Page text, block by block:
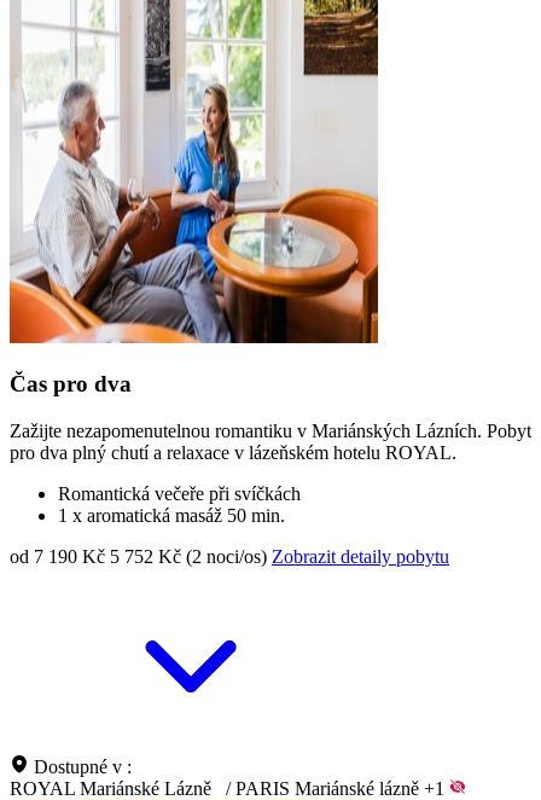
Čas pro dva
Zažijte nezapomenutelnou romantiku v Mariánských Lázních. Pobyt
pro dva plný chutí a relaxace v lázeňském hotelu ROYAL.
Romantická večeře při svíčkách
1 x aromatická masáž 50 min.
od 7 190 Kč 5 752 Kč (2 noci/os) Zobrazit detaily pobytu
Dostupné v :
ROYAL Mariánské Lázně
/ PARIS Mariánské lázně +1